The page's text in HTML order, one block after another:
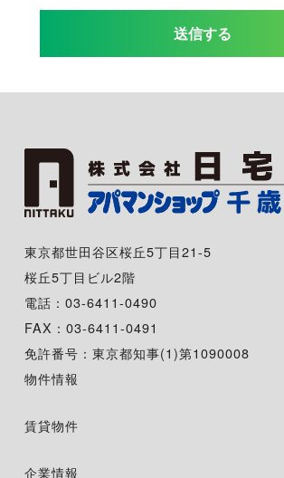
送信する
東京都世田谷区桜丘5丁目21-5
桜丘5丁目ビル2階
電話：03-6411-0490
FAX：03-6411-0491
免許番号：東京都知事(1)第1090008
物件情報
賃貸物件
企業情報